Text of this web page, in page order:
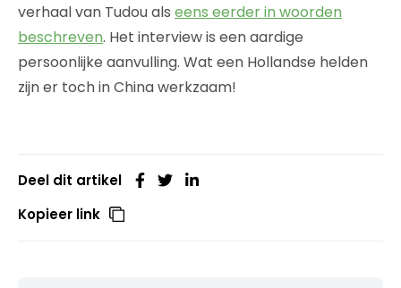
verhaal van Tudou als eens eerder in woorden
beschreven. Het interview is een aardige
persoonlijke aanvulling. Wat een Hollandse helden
zijn er toch in China werkzaam!
Deel dit artikel
Kopieer link